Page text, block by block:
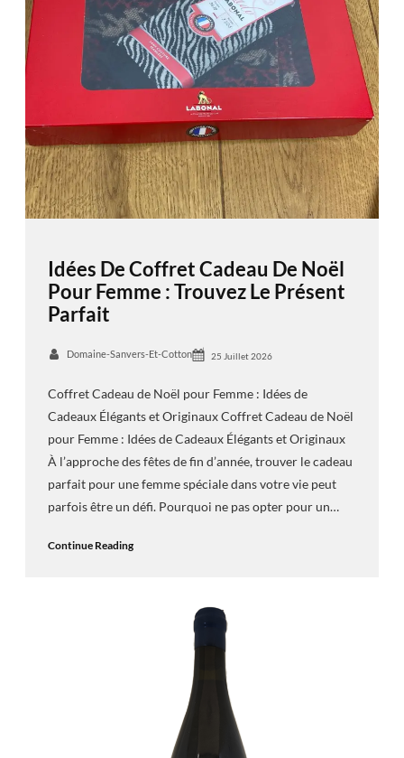
Idées De Coffret Cadeau De Noël
Pour Femme : Trouvez Le Présent
Parfait
Domaine-Sanvers-Et-Cotton 25 Juillet 2026
Coffret Cadeau de Noël pour Femme : Idées de
Cadeaux Élégants et Originaux Coffret Cadeau de Noël
pour Femme : Idées de Cadeaux Élégants et Originaux
À l’approche des fêtes de fin d’année, trouver le cadeau
parfait pour une femme spéciale dans votre vie peut
parfois être un défi. Pourquoi ne pas opter pour un…
Continue Reading